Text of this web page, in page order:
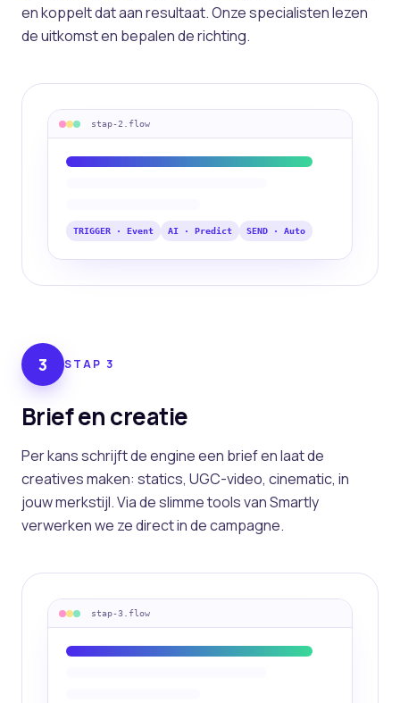
en koppelt dat aan resultaat. Onze specialisten lezen
de uitkomst en bepalen de richting.
stap-2 .flow
TRIGGER · Event AI · Predict SEND · Auto
3 STAP 3
Brief en creatie
Per kans schrijft de engine een brief en laat de
creatives maken: statics, UGC-video, cinematic, in
jouw merkstijl. Via de slimme tools van Smartly
verwerken we ze direct in de campagne.
stap-3 .flow